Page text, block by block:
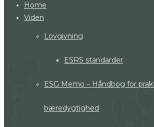
Home
Viden
Lovgivning
ESRS standarder
ESG Memo – Håndbog for
bæredygtighed